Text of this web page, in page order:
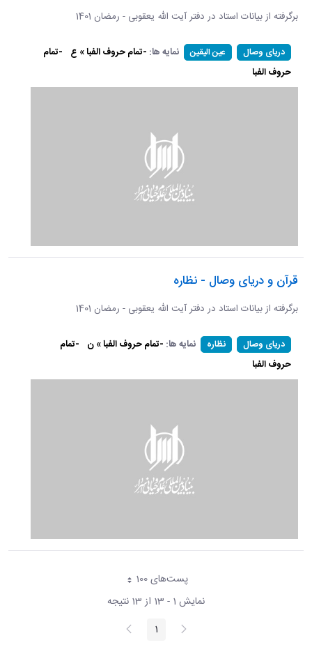
برگرفته از بیانات استاد در دفتر آیت الله یعقوبی - رمضان 1401
دریای وصال عین الیقین نمایه ها: -تمام حروف الفبا » ع -تمام
حروف الفبا
قرآن و دریای وصال - نظاره
برگرفته از بیانات استاد در دفتر آیت الله یعقوبی - رمضان 1401
دریای وصال نظاره نمایه ها: -تمام حروف الفبا » ن -تمام
حروف الفبا
پست‌‌های 100هر صفحه
نمایش 1 - 13 از 13 نتیجه
پیغام
قبلی صفحه1 صفحه
بعد